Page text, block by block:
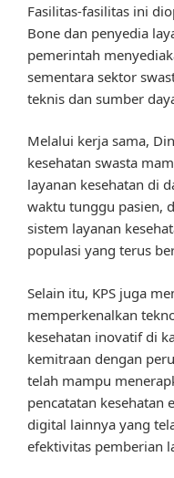
Fasilitas-fasilitas ini
Bone dan penyedia
pemerintah
sementara sektor
teknis dan sumber
Melalui kerja sama,
kesehatan swasta
layanan kesehatan di
waktu tunggu pasien,
sistem layanan
populasi yang terus
Selain itu, KPS juga
memperkenalkan
kesehatan inovatif di
kemitraan dengan
telah mampu
pencatatan kesehatan
digital lainnya yang
efektivitas pemberian